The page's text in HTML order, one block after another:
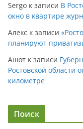
Sergo к записи В
окно в квартире
Алекс к записи
планируют
Ашот к записи
Ростовской области
километре
Поиск